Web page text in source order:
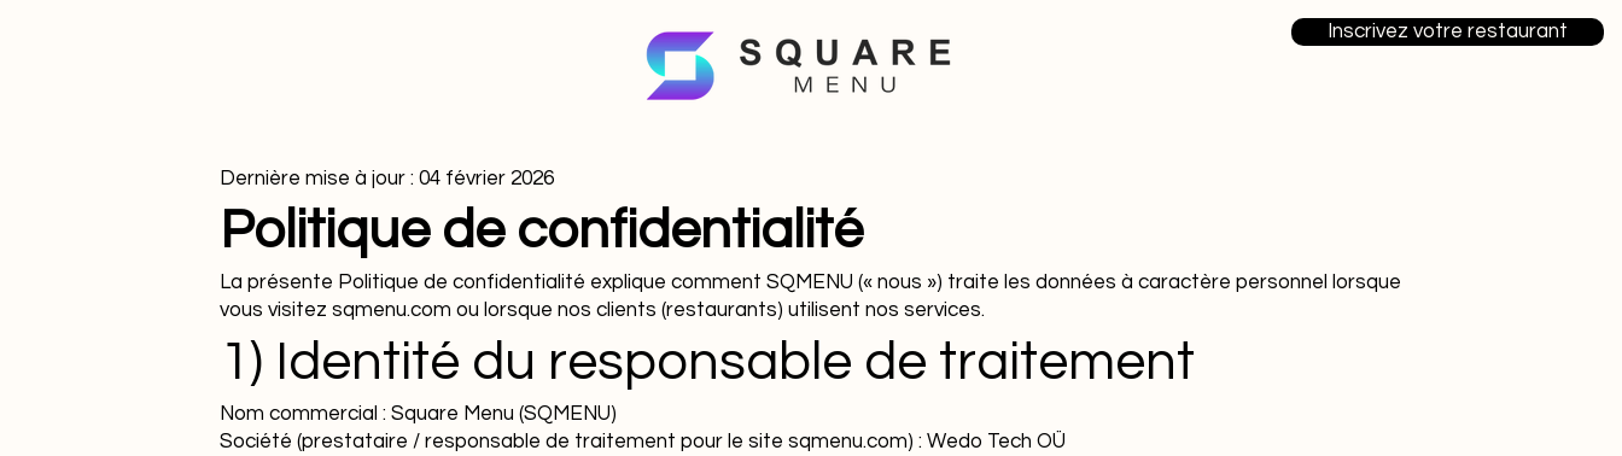
Inscrivez votre restaurant
Dernière mise à jour : 04 février 2026
Politique de confidentialité
La présente Politique de confidentialité explique comment SQMENU (« nous ») traite les données à caractère personnel lorsque
vous visitez sqmenu.com ou lorsque nos clients (restaurants) utilisent nos services.
1) Identité du responsable de traitement
Nom commercial : Square Menu (SQMENU)
Société (prestataire / responsable de traitement pour le site sqmenu.com) : Wedo Tech OÜ